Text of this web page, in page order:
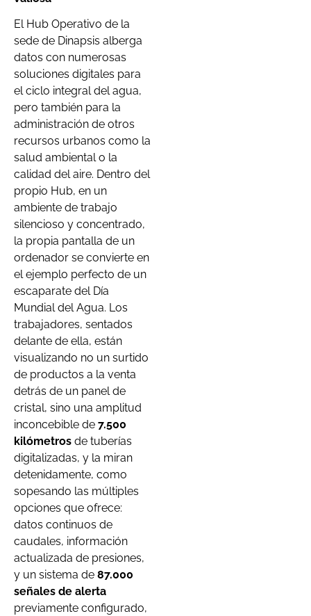
El Hub Operativo de la
sede de Dinapsis alberga
datos con numerosas
soluciones digitales para
el ciclo integral del agua,
pero también para la
administración de otros
recursos urbanos como la
salud ambiental o la
calidad del aire. Dentro del
propio Hub, en un
ambiente de trabajo
silencioso y concentrado,
la propia pantalla de un
ordenador se convierte en
el ejemplo perfecto de un
escaparate del Día
Mundial del Agua. Los
trabajadores, sentados
delante de ella, están
visualizando no un surtido
de productos a la venta
detrás de un panel de
cristal, sino una amplitud
inconcebible de 7.500
kilómetros de tuberías
digitalizadas, y la miran
detenidamente, como
sopesando las múltiples
opciones que ofrece:
datos continuos de
caudales, información
actualizada de presiones,
y un sistema de 87.000
señales de alerta
previamente configurado,